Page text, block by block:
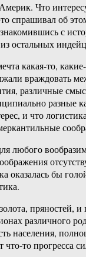
Что
спрашивал об
с
остальных
какая-то,
враждовать
различные
что
любого
оказалась бы
различного
населения,
то прогресса